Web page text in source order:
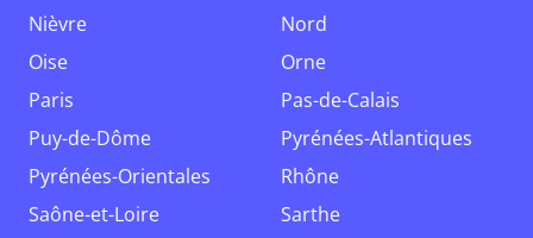
Nièvre
Nord
Oise
Orne
Paris
Pas-de-Calais
Puy-de-Dôme
Pyrénées-Atlantiques
Pyrénées-Orientales
Rhône
Saône-et-Loire
Sarthe